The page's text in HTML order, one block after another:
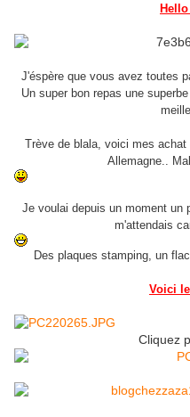
J'éspère que vous avez toutes
Un super bon repas une
Trève de blala, voici mes
Allemagne..
Je voulai depuis un moment un
m'attendais
Des plaques stamping, un
Voici
Cliquez